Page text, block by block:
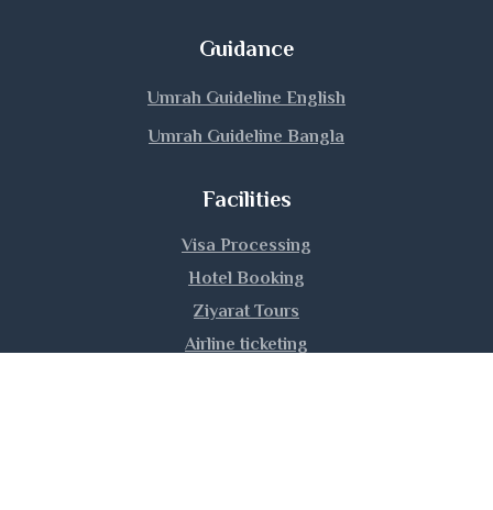
Magura
Manikganj
Moulvibazar
Guidance
Umrah Guideline English
Umrah Guideline Bangla
Facilities
Visa Processing
Hotel Booking
Ziyarat Tours
Airline ticketing